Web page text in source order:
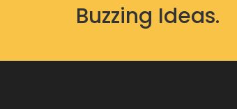
Buzzing Ideas.